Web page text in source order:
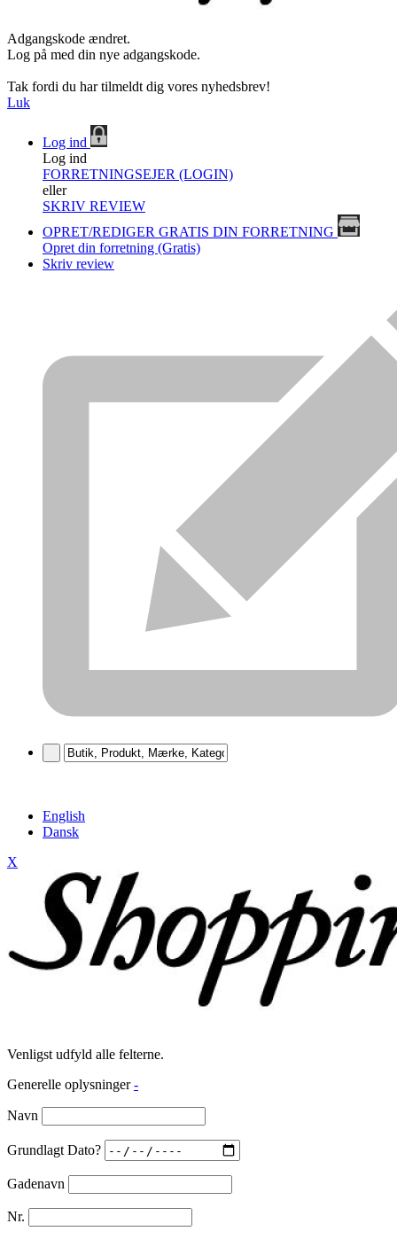
Adgangskode ændret.
Log på med din nye adgangskode.
Tak fordi du har tilmeldt dig vores nyhedsbrev!
Luk
Log ind
Log ind
FORRETNINGSEJER (LOGIN)
eller
SKRIV REVIEW
OPRET/REDIGER GRATIS DIN FORRETNING
Opret din forretning (Gratis)
Skriv review
English
Dansk
X
Venligst udfyld alle felterne.
Generelle oplysninger -
Navn
Grundlagt Dato?
Gadenavn
Nr.